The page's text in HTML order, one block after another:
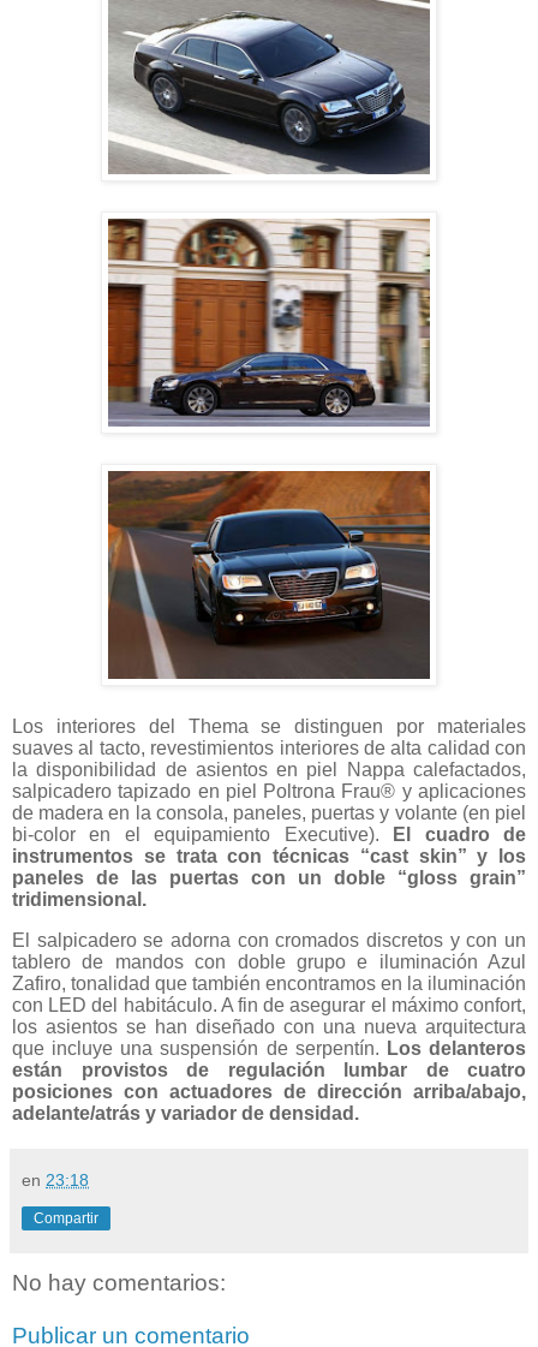
Los interiores del Thema se distinguen por materiales
suaves al tacto, revestimientos interiores de alta calidad con
la disponibilidad de asientos en piel Nappa calefactados,
salpicadero tapizado en piel Poltrona Frau® y aplicaciones
de madera en la consola, paneles, puertas y volante (en piel
bi-color en el equipamiento Executive). El cuadro de
instrumentos se trata con técnicas “cast skin” y los
paneles de las puertas con un doble “gloss grain”
tridimensional.
El salpicadero se adorna con cromados discretos y con un
tablero de mandos con doble grupo e iluminación Azul
Zafiro, tonalidad que también encontramos en la iluminación
con LED del habitáculo. A fin de asegurar el máximo confort,
los asientos se han diseñado con una nueva arquitectura
que incluye una suspensión de serpentín. Los delanteros
están provistos de regulación lumbar de cuatro
posiciones con actuadores de dirección arriba/abajo,
adelante/atrás y variador de densidad.
en 23:18
Compartir
No hay comentarios:
Publicar un comentario